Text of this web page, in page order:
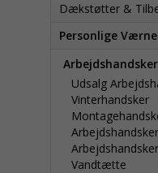
Dækstøtter &
Personlige
Arbejdshandsker
Udsalg
Vinterhandsker
Arbejdshandsker
Vandtætte